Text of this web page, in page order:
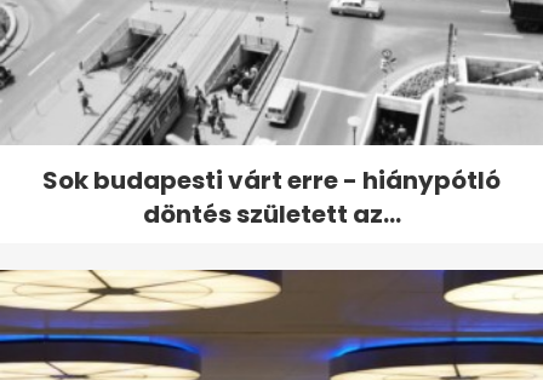
Sok budapesti várt erre - hiánypótló
döntés született az...